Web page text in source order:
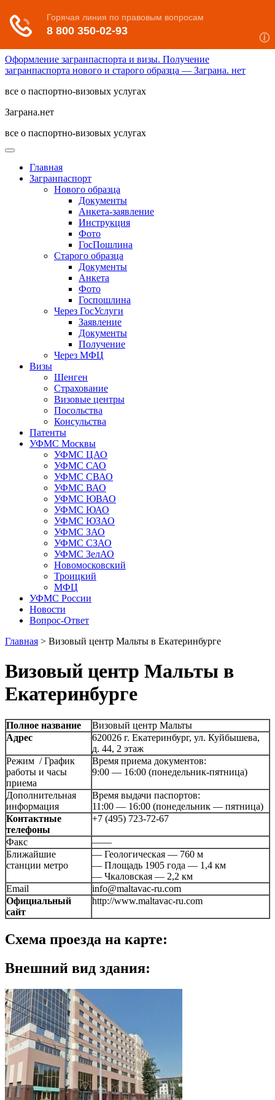
Оформление загранпаспорта и визы. Получение
загранпаспорта нового и старого образца — Заграна. нет
все о паспортно-визовых услугах
Заграна.нет
все о паспортно-визовых услугах
Главная
Загранпаспорт
Нового образца
Документы
Анкета-заявление
Инструкция
Фото
ГосПошлина
Старого образца
Документы
Анкета
Фото
Госпошлина
Через ГосУслуги
Заявление
Документы
Получение
Через МФЦ
Визы
Шенген
Страхование
Визовые центры
Посольства
Консульства
Патенты
УФМС Москвы
УФМС ЦАО
УФМС САО
УФМС СВАО
УФМС ВАО
УФМС ЮВАО
УФМС ЮАО
УФМС ЮЗАО
УФМС ЗАО
УФМС СЗАО
УФМС ЗелАО
Новомосковский
Троицкий
МФЦ
УФМС России
Новости
Вопрос-Ответ
Главная > Визовый центр Мальты в Екатеринбурге
Визовый центр Мальты в
Екатеринбурге
Полное название
Визовый центр Мальты
Адрес
620026 г. Екатеринбург, ул. Куйбышева,
д. 44, 2 этаж
Режим / График
работы и часы
приема
Время приема документов:
9:00 — 16:00 (понедельник-пятница)
Дополнительная
информация
Время выдачи паспортов:
11:00 — 16:00 (понедельник — пятница)
Контактные
телефоны
+7 (495) 723-72-67
Факс
——
Ближайшие
станции метро
— Геологическая — 760 м
— Площадь 1905 года — 1,4 км
— Чкаловская — 2,2 км
Email
info@maltavac-ru.com
Официальный
сайт
http://www.maltavac-ru.com
Схема проезда на карте:
Внешний вид здания: